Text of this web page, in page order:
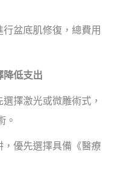
行盆底肌修復，總費用
降低支出
擇激光或微雕術式，
。
優先選擇具備《醫療